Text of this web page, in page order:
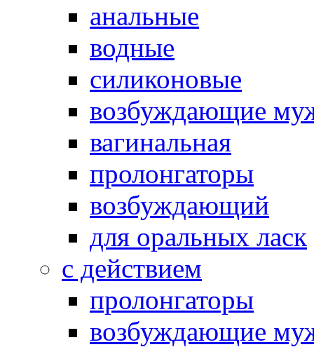
анальные
водные
силиконовые
возбуждающие
вагинальная
пролонгаторы
возбуждающий
для оральных ласк
с действием
пролонгаторы
возбуждающие